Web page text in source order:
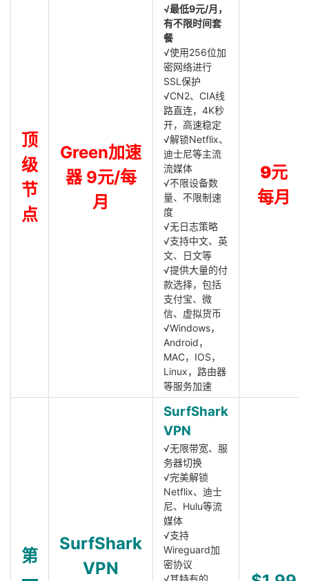
顶
级
节
点
Green加速
器 9元/每
月
√最低9元/月，
有不限时间套
餐
√使用256位加
密网络进行
SSL保护
√CN2、CIA线
路直连，4K秒
开，高速稳定
√解锁Netflix、
迪士尼等主流
流媒体
√不限设备数
量、不限制速
度
√无日志策略
√支持中文、英
文、日文等
√提供大量的付
款选择，包括
支付宝、微
信、虚拟货币
√Windows，
Android，
MAC，IOS，
Linux，路由器
等服务加速
9元
每月
第
SurfShark
VPN
SurfShark
VPN
√无限带宽、服
务器切换
√完美解锁
Netflix、迪士
尼、Hulu等流
媒体
√支持
Wireguard加
密协议
√其特有的